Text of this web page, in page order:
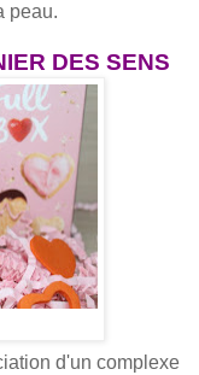
peau.
DES SENS
d'un complexe